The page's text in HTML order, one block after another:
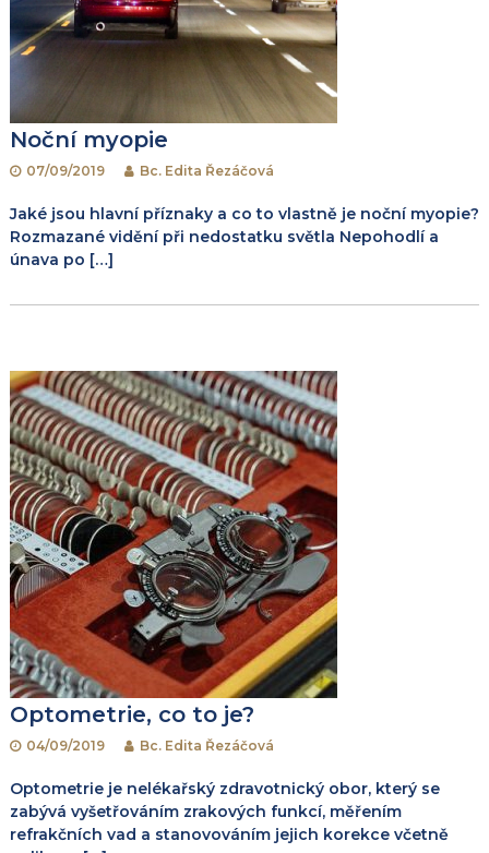
Noční myopie
07/09/2019 Bc. Edita Řezáčová
Jaké jsou hlavní příznaky a co to vlastně je noční myopie?
Rozmazané vidění při nedostatku světla Nepohodlí a
únava po […]
Optometrie, co to je?
04/09/2019 Bc. Edita Řezáčová
Optometrie je nelékařský zdravotnický obor, který se
zabývá vyšetřováním zrakových funkcí, měřením
refrakčních vad a stanovováním jejich korekce včetně